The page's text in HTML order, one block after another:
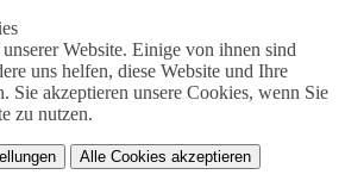
Website. Einige von ihnen sind
uns helfen, diese Website und Ihre
Sie akzeptieren unsere Cookies, wenn Sie
zu nutzen.
Alle Cookies akzeptieren